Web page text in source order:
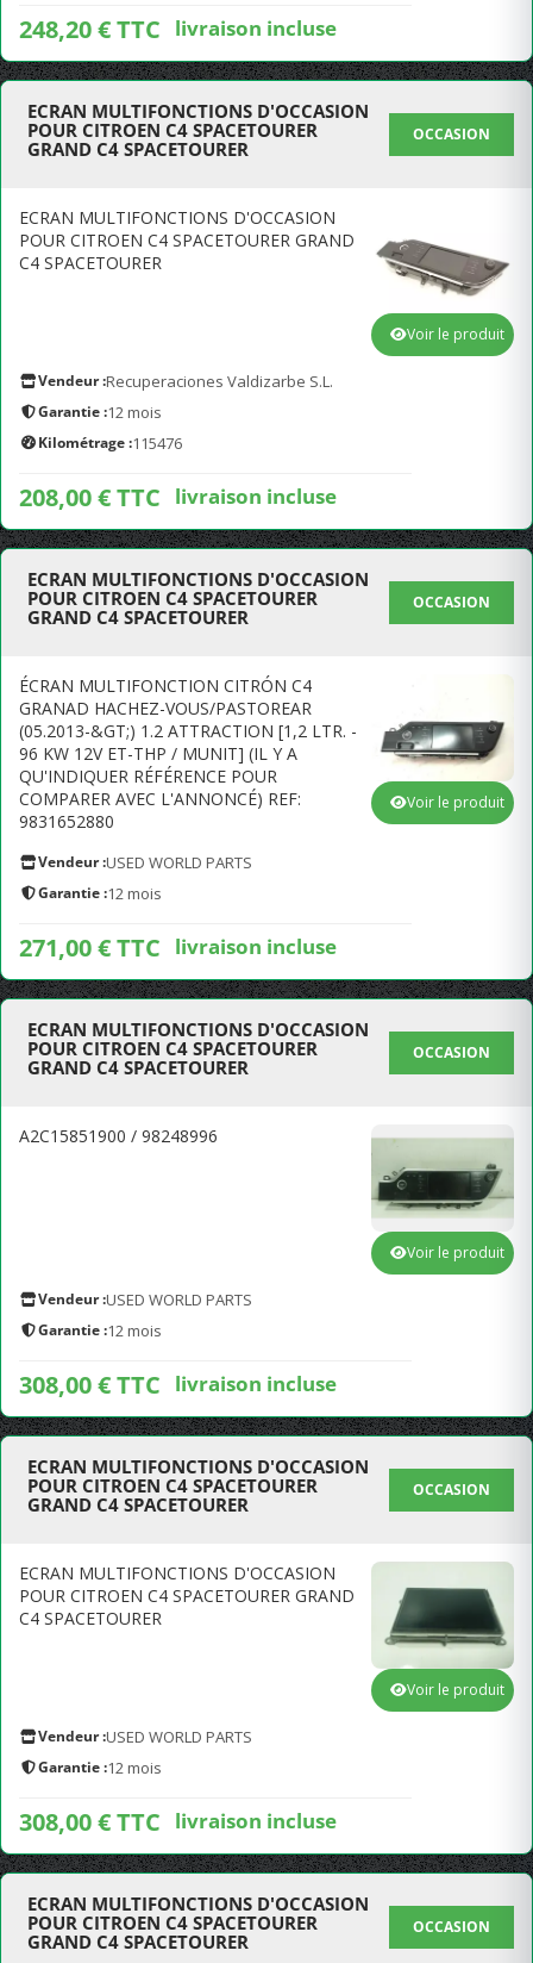
248,20 € TTC livraison incluse
ECRAN MULTIFONCTIONS D'OCCASION
POUR CITROEN C4 SPACETOURER
GRAND C4 SPACETOURER
OCCASION
ECRAN MULTIFONCTIONS D'OCCASION
POUR CITROEN C4 SPACETOURER GRAND
C4 SPACETOURER
Vendeur :Recuperaciones Valdizarbe S.L.
Garantie :12 mois
Kilométrage :115476
208,00 € TTC livraison incluse
Voir le produit
ECRAN MULTIFONCTIONS D'OCCASION
POUR CITROEN C4 SPACETOURER
GRAND C4 SPACETOURER
OCCASION
ÉCRAN MULTIFONCTION CITRÓN C4
GRANAD HACHEZ-VOUS/PASTOREAR
(05.2013-&GT;) 1.2 ATTRACTION [1,2 LTR. -
96 KW 12V ET-THP / MUNIT] (IL Y A
QU'INDIQUER RÉFÉRENCE POUR
COMPARER AVEC L'ANNONCÉ) REF:
9831652880
Vendeur :USED WORLD PARTS
Garantie :12 mois
271,00 € TTC livraison incluse
Voir le produit
ECRAN MULTIFONCTIONS D'OCCASION
POUR CITROEN C4 SPACETOURER
GRAND C4 SPACETOURER
OCCASION
A2C15851900 / 98248996
Vendeur :USED WORLD PARTS
Garantie :12 mois
308,00 € TTC livraison incluse
Voir le produit
ECRAN MULTIFONCTIONS D'OCCASION
POUR CITROEN C4 SPACETOURER
GRAND C4 SPACETOURER
OCCASION
ECRAN MULTIFONCTIONS D'OCCASION
POUR CITROEN C4 SPACETOURER GRAND
C4 SPACETOURER
Vendeur :USED WORLD PARTS
Garantie :12 mois
308,00 € TTC livraison incluse
Voir le produit
ECRAN MULTIFONCTIONS D'OCCASION
POUR CITROEN C4 SPACETOURER
GRAND C4 SPACETOURER
OCCASION